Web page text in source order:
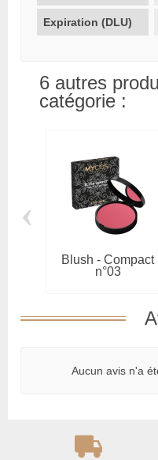
Expiration (DLU)
6 autres
catégorie :
Blush - Compact
n°03
‹
Aucun avis n'a